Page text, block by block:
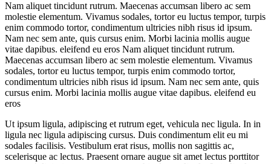
Nam aliquet tincidunt rutrum. Maecenas accumsan libero ac sem
molestie elementum. Vivamus sodales, tortor eu luctus tempor, turpis
enim commodo tortor, condimentum ultricies nibh risus id ipsum.
Nam nec sem ante, quis cursus enim. Morbi lacinia mollis augue
vitae dapibus. eleifend eu eros Nam aliquet tincidunt rutrum.
Maecenas accumsan libero ac sem molestie elementum. Vivamus
sodales, tortor eu luctus tempor, turpis enim commodo tortor,
condimentum ultricies nibh risus id ipsum. Nam nec sem ante, quis
cursus enim. Morbi lacinia mollis augue vitae dapibus. eleifend eu
eros
Ut ipsum ligula, adipiscing et rutrum eget, vehicula nec ligula. In in
ligula nec ligula adipiscing cursus. Duis condimentum elit eu mi
sodales facilisis. Vestibulum erat risus, mollis non sagittis ac,
scelerisque ac lectus. Praesent ornare augue sit amet lectus porttitor